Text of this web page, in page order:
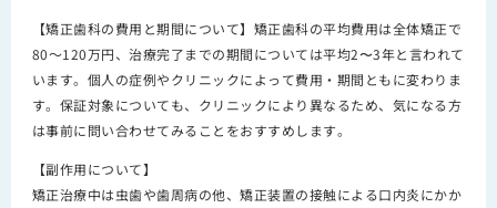
【矯正歯科の費用と期間について】矯正歯科の平均費用は全体矯正で
80～120万円、治療完了までの期間については平均2〜3年と言われて
います。個人の症例やクリニックによって費用・期間ともに変わりま
す。保証対象についても、クリニックにより異なるため、気になる方
は事前に問い合わせてみることをおすすめします。
【副作用について】
矯正治療中は虫歯や歯周病の他、矯正装置の接触による口内炎にかか